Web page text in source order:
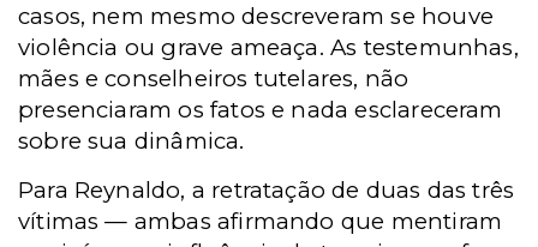
casos, nem mesmo descreveram se houve
violência ou grave ameaça. As testemunhas,
mães e conselheiros tutelares, não
presenciaram os fatos e nada esclareceram
sobre sua dinâmica.
Para Reynaldo, a retratação de duas das três
vítimas — ambas afirmando que mentiram